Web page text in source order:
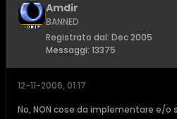
Amdir
BANNED
Registrato dal: Dec 2005
Messaggi: 13375
12-11-2006, 01:17
No, NON cose da implementare e/o